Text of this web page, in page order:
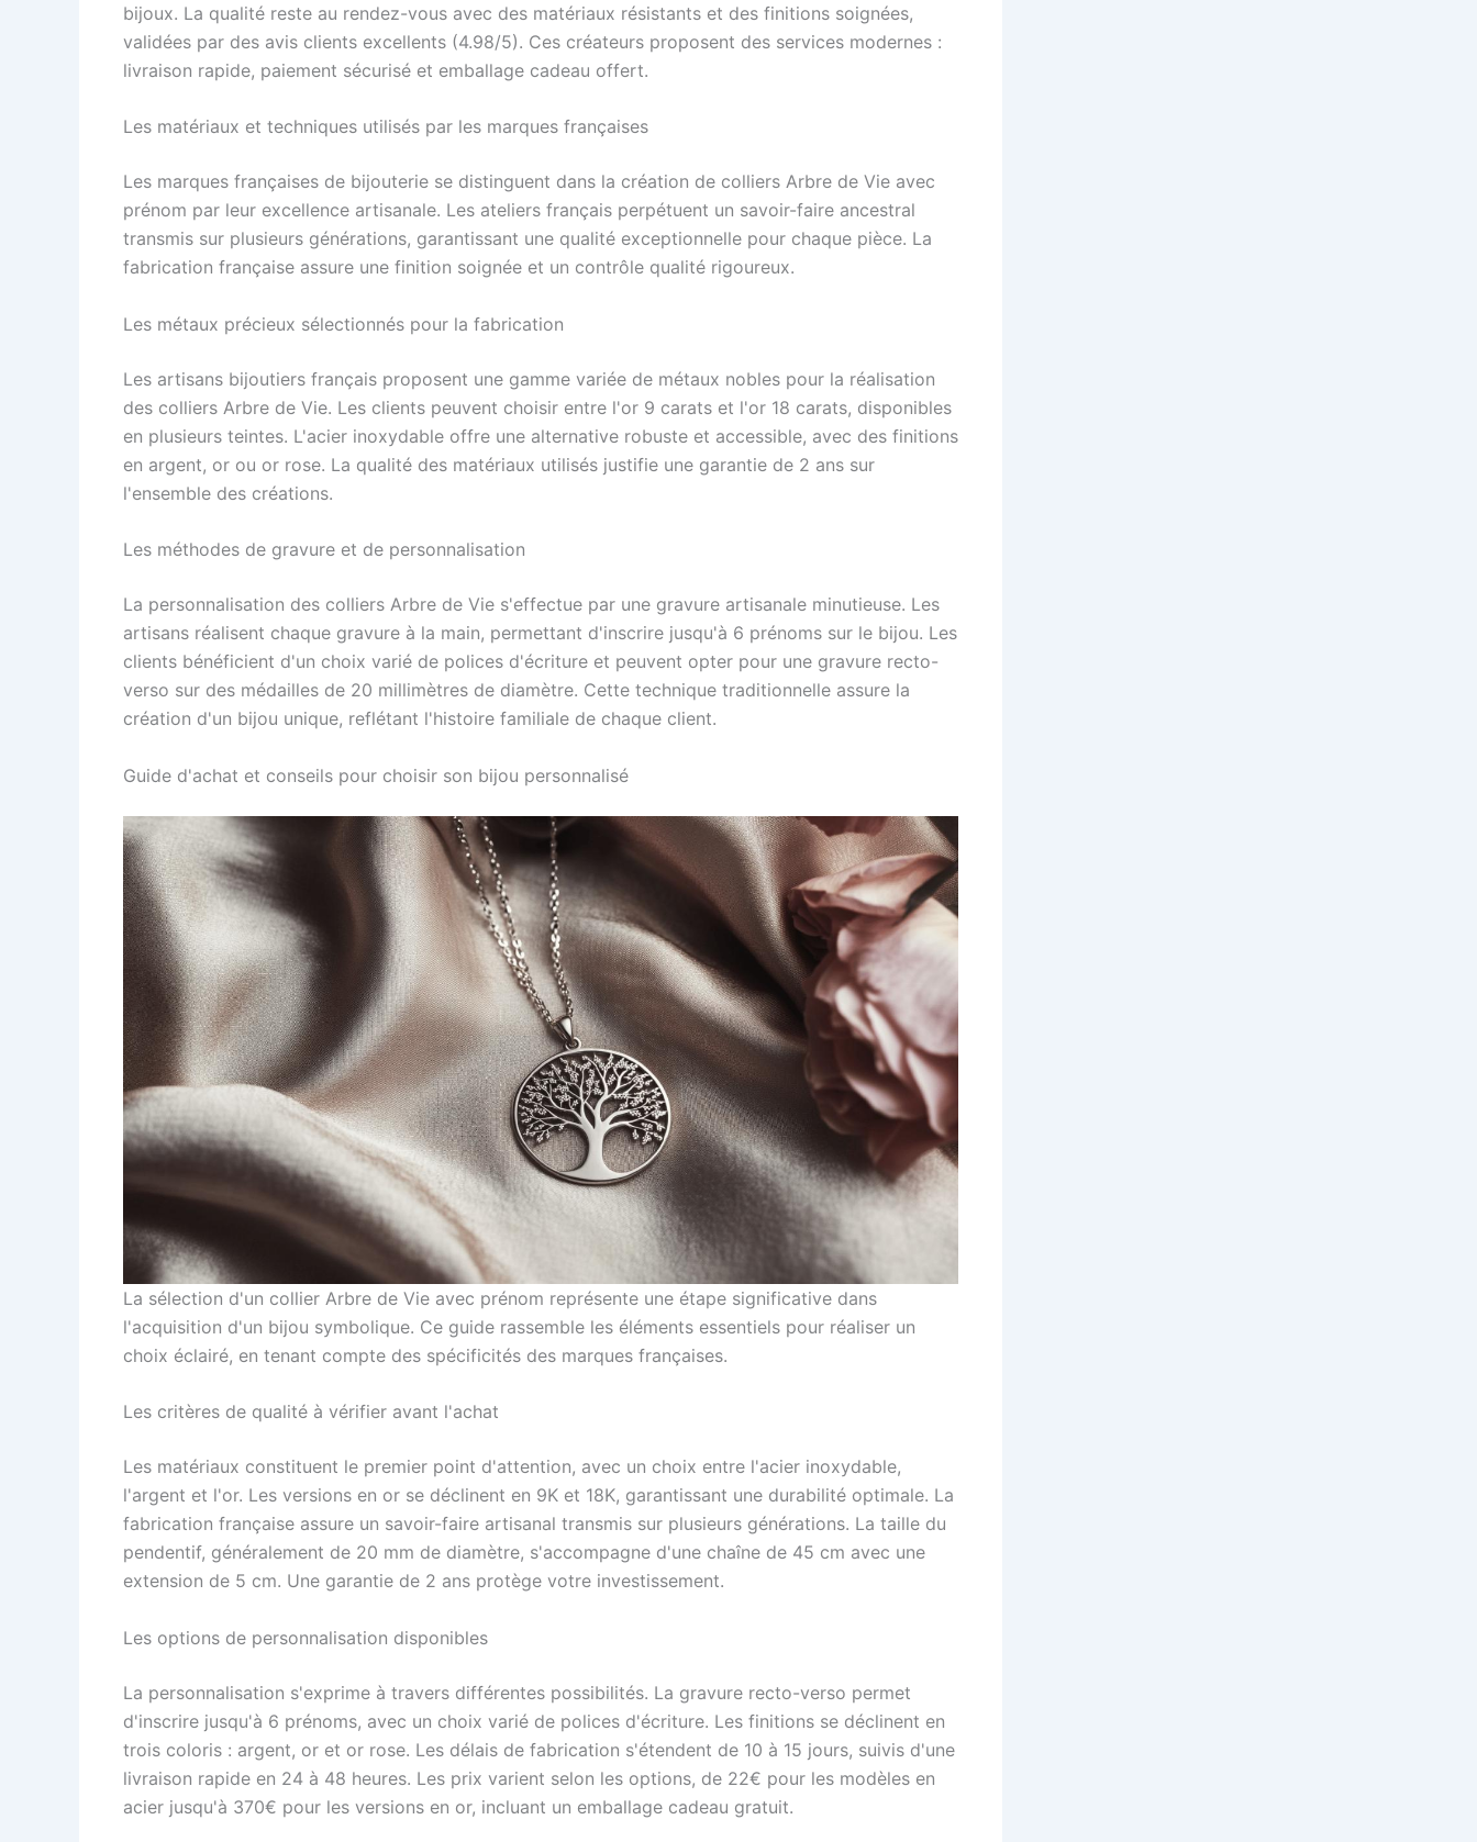
bijoux. La qualité reste au rendez-vous avec des matériaux résistants et des finitions soignées,
validées par des avis clients excellents (4.98/5). Ces créateurs proposent des services modernes :
livraison rapide, paiement sécurisé et emballage cadeau offert.
Les matériaux et techniques utilisés par les marques françaises
Les marques françaises de bijouterie se distinguent dans la création de colliers Arbre de Vie avec
prénom par leur excellence artisanale. Les ateliers français perpétuent un savoir-faire ancestral
transmis sur plusieurs générations, garantissant une qualité exceptionnelle pour chaque pièce. La
fabrication française assure une finition soignée et un contrôle qualité rigoureux.
Les métaux précieux sélectionnés pour la fabrication
Les artisans bijoutiers français proposent une gamme variée de métaux nobles pour la réalisation
des colliers Arbre de Vie. Les clients peuvent choisir entre l'or 9 carats et l'or 18 carats, disponibles
en plusieurs teintes. L'acier inoxydable offre une alternative robuste et accessible, avec des finitions
en argent, or ou or rose. La qualité des matériaux utilisés justifie une garantie de 2 ans sur
l'ensemble des créations.
Les méthodes de gravure et de personnalisation
La personnalisation des colliers Arbre de Vie s'effectue par une gravure artisanale minutieuse. Les
artisans réalisent chaque gravure à la main, permettant d'inscrire jusqu'à 6 prénoms sur le bijou. Les
clients bénéficient d'un choix varié de polices d'écriture et peuvent opter pour une gravure recto-
verso sur des médailles de 20 millimètres de diamètre. Cette technique traditionnelle assure la
création d'un bijou unique, reflétant l'histoire familiale de chaque client.
Guide d'achat et conseils pour choisir son bijou personnalisé
La sélection d'un collier Arbre de Vie avec prénom représente une étape significative dans
l'acquisition d'un bijou symbolique. Ce guide rassemble les éléments essentiels pour réaliser un
choix éclairé, en tenant compte des spécificités des marques françaises.
Les critères de qualité à vérifier avant l'achat
Les matériaux constituent le premier point d'attention, avec un choix entre l'acier inoxydable,
l'argent et l'or. Les versions en or se déclinent en 9K et 18K, garantissant une durabilité optimale. La
fabrication française assure un savoir-faire artisanal transmis sur plusieurs générations. La taille du
pendentif, généralement de 20 mm de diamètre, s'accompagne d'une chaîne de 45 cm avec une
extension de 5 cm. Une garantie de 2 ans protège votre investissement.
Les options de personnalisation disponibles
La personnalisation s'exprime à travers différentes possibilités. La gravure recto-verso permet
d'inscrire jusqu'à 6 prénoms, avec un choix varié de polices d'écriture. Les finitions se déclinent en
trois coloris : argent, or et or rose. Les délais de fabrication s'étendent de 10 à 15 jours, suivis d'une
livraison rapide en 24 à 48 heures. Les prix varient selon les options, de 22€ pour les modèles en
acier jusqu'à 370€ pour les versions en or, incluant un emballage cadeau gratuit.